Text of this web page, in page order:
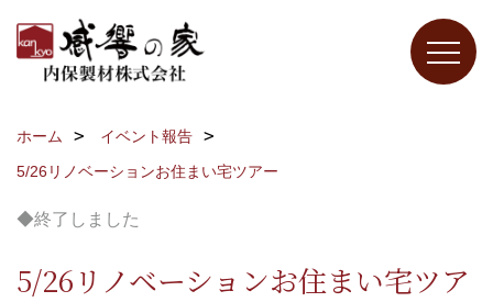
ホーム
イベント報告
5/26リノベーションお住まい宅ツアー
◆終了しました
5/26リノベーションお住まい宅ツア